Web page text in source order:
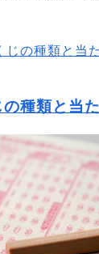
じの種類と当
種類と当